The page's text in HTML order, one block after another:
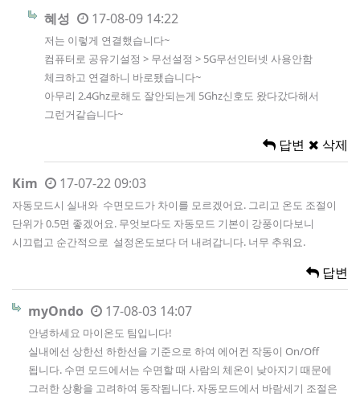
혜성 17-08-09 14:22
저는 이렇게 연결했습니다~
컴퓨터로 공유기설정 > 무선설정 > 5G무선인터넷 사용안함
체크하고 연결하니 바로됐습니다~
아무리 2.4Ghz로해도 잘안되는게 5Ghz신호도 왔다갔다해서
그런거같습니다~
답변 삭제
Kim 17-07-22 09:03
자동모드시 실내와 수면모드가 차이를 모르겠어요. 그리고 온도 조절이
단위가 0.5면 좋겠어요. 무엇보다도 자동모드 기본이 강풍이다보니
시끄럽고 순간적으로 설정온도보다 더 내려갑니다. 너무 추워요.
답변
myOndo 17-08-03 14:07
안녕하세요 마이온도 팀입니다!
실내에선 상한선 하한선을 기준으로 하여 에어컨 작동이 On/Off
됩니다. 수면 모드에서는 수면할 때 사람의 체온이 낮아지기 때문에
그러한 상황을 고려하여 동작됩니다. 자동모드에서 바람세기 조절은